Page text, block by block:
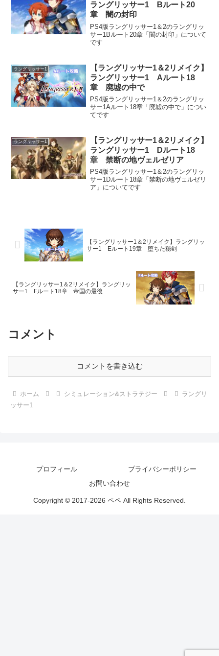
ラングリッサー1 Bルート20
章 闇の封印
PS4版ラングリッサー1＆2のラングリッ
サー1Bルート20章「闇の封印」について
です
ラングリッサー1
【ラングリッサー1＆2リメイク】
ラングリッサー1 Aルート18
章 廃墟の中で
PS4版ラングリッサー1＆2のラングリッ
サー1Aルート18章「廃墟の中で」につい
てです
ラングリッサー1
【ラングリッサー1＆2リメイク】
ラングリッサー1 Dルート18
章 禁断の地ヴェルゼリア
PS4版ラングリッサー1＆2のラングリッ
サー1Dルート18章「禁断の地ヴェルゼリ
ア」についてです
【ラングリッサー1＆2リメイク】ラングリッ
サー1 Eルート19章 堕ちた秘剣
【ラングリッサー1＆2リメイク】ラングリッ
サー1 Fルート18章 帝国の最後
コメント
コメントを書き込む
ホーム シミュレーション&ストラテジー
ラングリ
ッサー1
プロフィール
プライバシーポリシー
お問い合わせ
Copyright © 2017-2026 ペペ All Rights Reserved.